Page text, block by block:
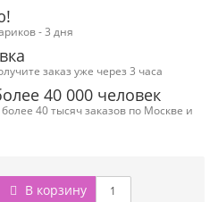
- 3 дня
заказ уже через 3 часа
40 000 человек
40 тысяч заказов по Москве и
В корзину